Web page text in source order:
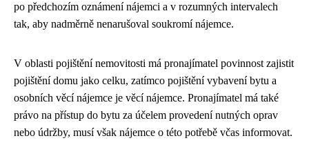
po předchozím oznámení nájemci a v rozumných intervalech
tak, aby nadměrně nenarušoval soukromí nájemce.
V oblasti pojištění nemovitosti má pronajímatel povinnost zajistit
pojištění domu jako celku, zatímco pojištění vybavení bytu a
osobních věcí nájemce je věcí nájemce. Pronajímatel má také
právo na přístup do bytu za účelem provedení nutných oprav
nebo údržby, musí však nájemce o této potřebě včas informovat.